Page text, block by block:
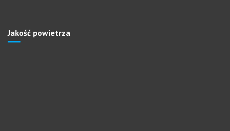
Jakość powietrza